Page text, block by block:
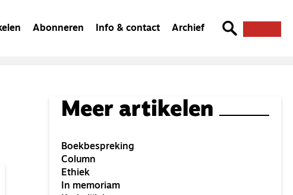
Abonneren Info & contact Archief
Meer artikelen
Boekbespreking
Column
Ethiek
In memoriam